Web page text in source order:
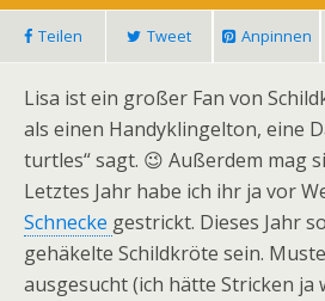
Teilen Tweet Anpinnen
Lisa ist ein großer Fan von
als einen Handyklingelton, eine
turtles“ sagt. 😉 Außerdem mag
Letztes Jahr habe ich ihr ja vor
Schnecke gestrickt. Dieses Jahr
gehäkelte Schildkröte sein.
ausgesucht (ich hätte Stricken ja